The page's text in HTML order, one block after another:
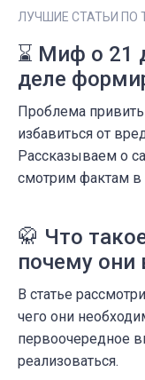
ЛУЧШИЕ СТАТЬИ ПО
⌛ Миф о 21
деле
Проблема
избавиться от
Рассказываем о
смотрим фактам в
🥋 Что
почему они
В статье
чего они
первоочередное
реализоваться.